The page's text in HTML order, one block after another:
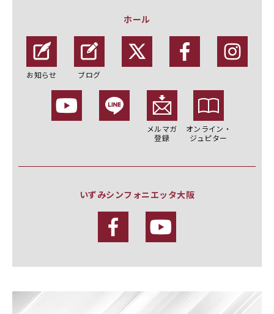
ホール
お知らせ ブログ
メルマガ
登録
オンライン・
ジュピター
いずみシンフォニエッタ大阪